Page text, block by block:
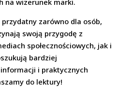
na wizerunek marki.
zarówno dla osób,
swoją przygodę z
społecznościowych, jak i
bardziej
i praktycznych
do lektury!